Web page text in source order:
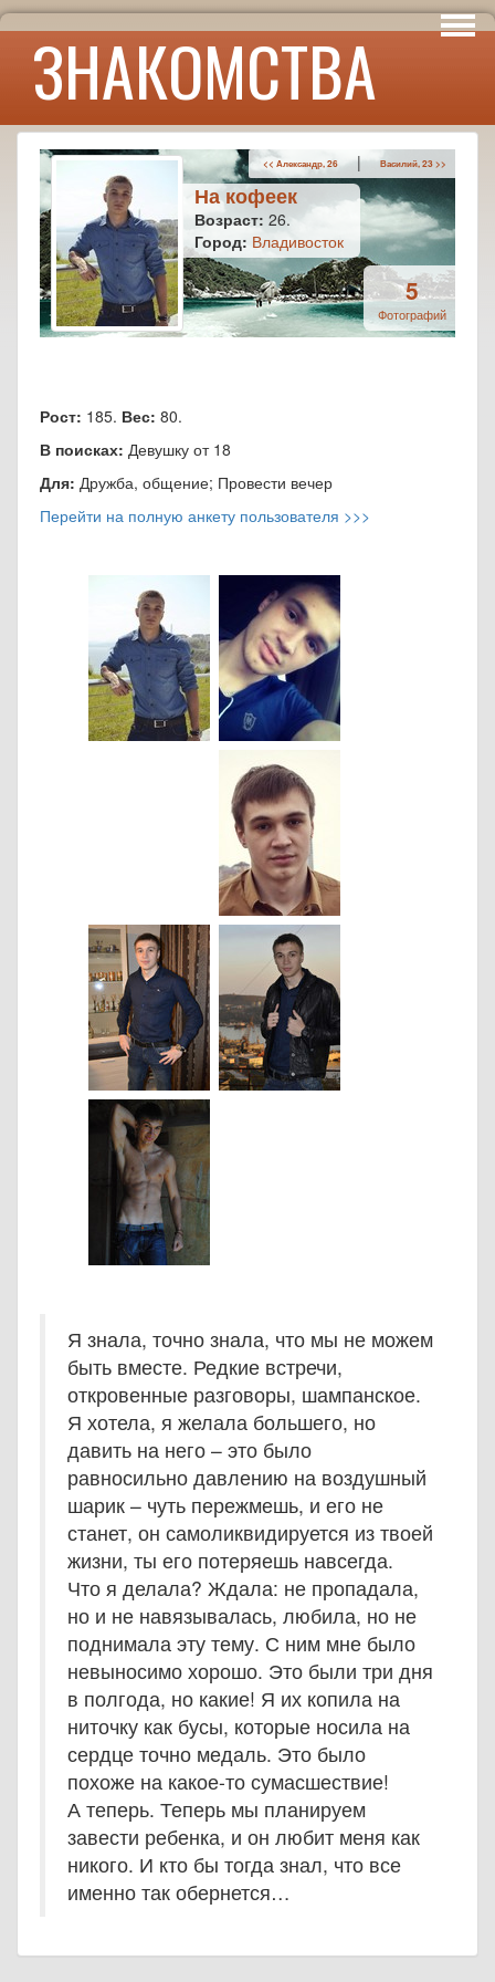
ЗНАКОМСТВА
Интересы
Юмор
На кофеек
Возраст: 26.
Город: Владивосток
<< Александр, 26 | Василий, 23 >>
5
Фотографий
Рост: 185. Вес: 80.
В поисках: Девушку от 18
Для: Дружба, общение; Провести вечер
Перейти на полную анкету пользователя >>>
Я знала, точно знала, что мы не можем
быть вместе. Редкие встречи,
откровенные разговоры, шампанское.
Я хотела, я желала большего, но
давить на него – это было
равносильно давлению на воздушный
шарик – чуть пережмешь, и его не
станет, он самоликвидируется из твоей
жизни, ты его потеряешь навсегда.
Что я делала? Ждала: не пропадала,
но и не навязывалась, любила, но не
поднимала эту тему. С ним мне было
невыносимо хорошо. Это были три дня
в полгода, но какие! Я их копила на
ниточку как бусы, которые носила на
сердце точно медаль. Это было
похоже на какое-то сумасшествие!
А теперь. Теперь мы планируем
завести ребенка, и он любит меня как
никого. И кто бы тогда знал, что все
именно так обернется…